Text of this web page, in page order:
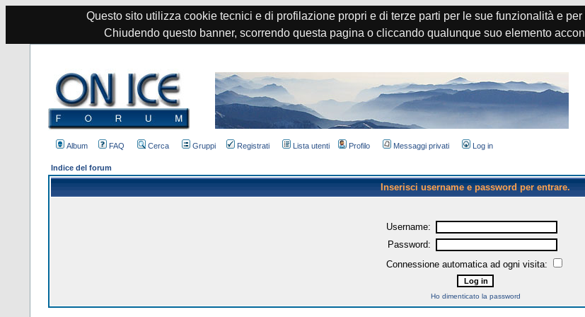
Questo sito utilizza cookie tecnici e di profilazione propri e di terze parti per le sue funzionalità e
Chiudendo questo banner, scorrendo questa pagina o cliccando qualunque suo elemento
Album FAQ Cerca Gruppi Registrati Lista utenti Profilo Messaggi privati Log in
Indice del forum
Inserisci username e password per entrare.
Username:
Password:
Connessione automatica ad ogni visita:
Ho dimenticato la password